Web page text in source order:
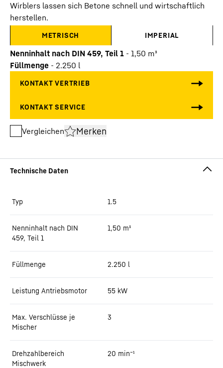
Wirblers lassen sich Betone schnell und wirtschaftlich
herstellen.
METRISCH IMPERIAL
Nenninhalt nach DIN 459, Teil 1 - 1,50 m³
Füllmenge - 2.250 l
Vergleichen Merken
Typ 1.5
Nenninhalt nach DIN
459, Teil 1
1,50 m³
Füllmenge 2.250 l
Leistung Antriebsmotor 55 kW
Max. Verschlüsse je
Mischer
3
Drehzahlbereich
Mischwerk
20 min⁻¹